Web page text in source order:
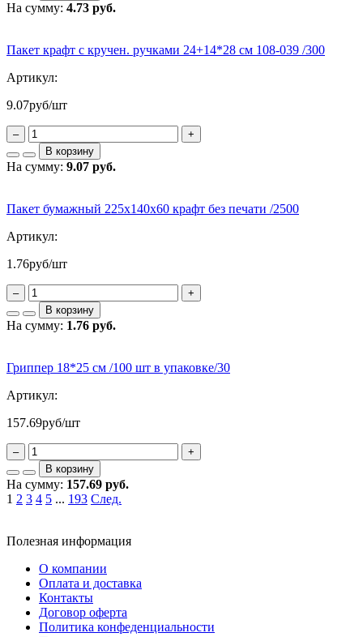
На сумму: 4.73 руб.
Пакет крафт с кручен. ручками 24+14*28 см 108-039 /300
Артикул:
9.07руб/шт
–
+
В корзину
На сумму: 9.07 руб.
Пакет бумажный 225х140х60 крафт без печати /2500
Артикул:
1.76руб/шт
–
+
В корзину
На сумму: 1.76 руб.
Гриппер 18*25 см /100 шт в упаковке/30
Артикул:
157.69руб/шт
–
+
В корзину
На сумму: 157.69 руб.
1 2 3 4 5 ... 193 След.
Полезная информация
О компании
Оплата и доставка
Контакты
Договор оферта
Политика конфеденциальности